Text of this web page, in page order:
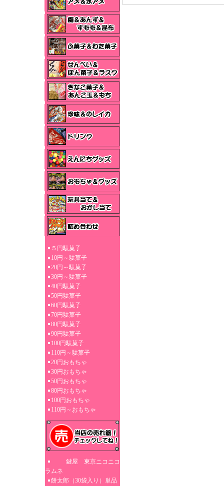
５円駄菓子
10円～駄菓子
20円～駄菓子
30円～駄菓子
40円駄菓子
50円駄菓子
60円駄菓子
70円駄菓子
80円駄菓子
90円駄菓子
100円駄菓子
110円～駄菓子
20円おもちゃ
30円おもちゃ
50円おもちゃ
80円おもちゃ
100円おもちゃ
110円～おもちゃ
鍵屋 東京ニコニコ
ラムネ
餅太郎（30袋入り）単品